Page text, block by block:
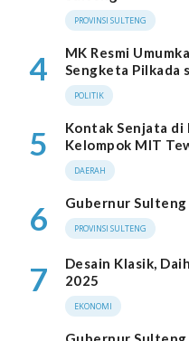
PROVINSI SULTENG
4
MK Resmi
Sengketa Pilkada
POLITIK
5
Kontak Senjata di
Kelompok MIT
DAERAH
6 Gubernur
PROVINSI SULTENG
7
Desain Klasik,
2025
EKONOMI